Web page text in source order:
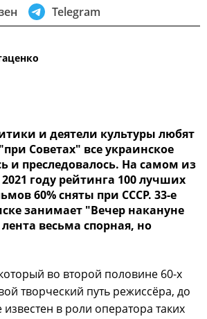
Telegram
и деятели культуры любят
Советах" все украинское
и преследовалось. На самом из
году рейтинга 100 лучших
60% сняты при СССР. 33-е
занимает "Вечер накануне
весьма спорная, но
во второй половине 60-х
творческий путь режиссёра, до
в роли оператора таких